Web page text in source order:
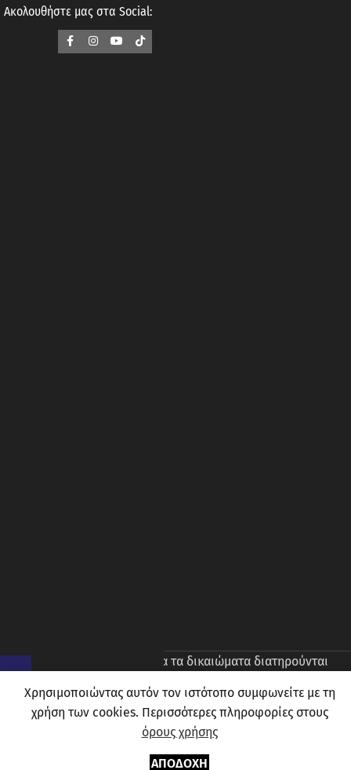
Ακολουθήστε μας στα Social:
. Ολα τα δικαιώματα διατηρούνται
Χρησιμοποιώντας αυτόν τον ιστότοπο συμφωνείτε με τη
χρήση των cookies. Περισσότερες πληροφορίες στους
όρους χρήσης
ΑΠΟΔΟΧΉ